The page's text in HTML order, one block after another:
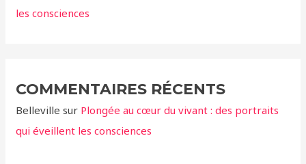
les consciences
COMMENTAIRES RÉCENTS
Belleville sur Plongée au cœur du vivant : des portraits
qui éveillent les consciences